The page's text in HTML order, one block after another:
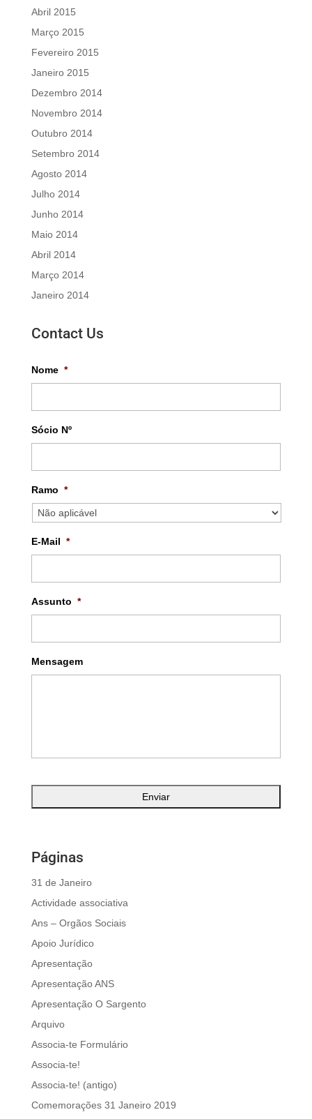
Abril 2015
Março 2015
Fevereiro 2015
Janeiro 2015
Dezembro 2014
Novembro 2014
Outubro 2014
Setembro 2014
Agosto 2014
Julho 2014
Junho 2014
Maio 2014
Abril 2014
Março 2014
Janeiro 2014
Contact Us
Nome *
Sócio Nº
Ramo *
E-Mail *
Assunto *
Mensagem
Páginas
31 de Janeiro
Actividade associativa
Ans – Orgãos Sociais
Apoio Jurídico
Apresentação
Apresentação ANS
Apresentação O Sargento
Arquivo
Associa-te Formulário
Associa-te!
Associa-te! (antigo)
Comemorações 31 Janeiro 2019